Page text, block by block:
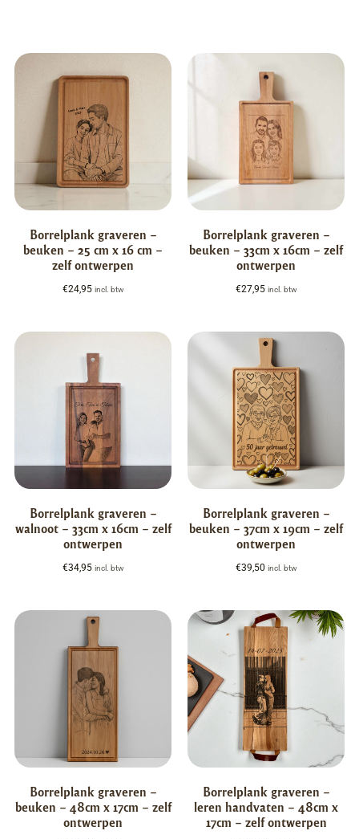
Borrelplank graveren –
beuken – 25 cm x 16 cm –
zelf ontwerpen
€24,95 incl. btw
Borrelplank graveren –
beuken – 33cm x 16cm – zelf
ontwerpen
€27,95 incl. btw
Borrelplank graveren –
walnoot – 33cm x 16cm – zelf
ontwerpen
€34,95 incl. btw
Borrelplank graveren –
beuken – 37cm x 19cm – zelf
ontwerpen
€39,50 incl. btw
Borrelplank graveren –
beuken – 48cm x 17cm – zelf
ontwerpen
Borrelplank graveren –
leren handvaten – 48cm x
17cm – zelf ontwerpen